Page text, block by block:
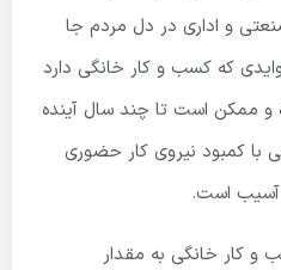
و اداری در دل مردم جا
که کسب و کار خانگی دارد
ممکن است تا چند سال آینده
با کمبود نیروی کار حضوری
آسیب است.
و کار خانگی به مقدار